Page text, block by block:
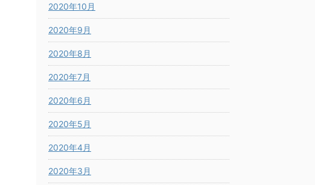
2020年10月
2020年9月
2020年8月
2020年7月
2020年6月
2020年5月
2020年4月
2020年3月